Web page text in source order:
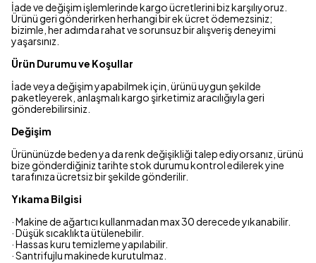
İade ve değişim işlemlerinde kargo ücretlerini biz karşılıyoruz.
Ürünü geri gönderirken herhangi bir ek ücret ödemezsiniz;
bizimle, her adımda rahat ve sorunsuz bir alışveriş deneyimi
yaşarsınız.
Ürün Durumu ve Koşullar
İade veya değişim yapabilmek için, ürünü uygun şekilde
paketleyerek, anlaşmalı kargo şirketimiz aracılığıyla geri
gönderebilirsiniz.
Değişim
Ürününüzde beden ya da renk değişikliği talep ediyorsanız, ürünü
bize gönderdiğiniz tarihte stok durumu kontrol edilerek yine
tarafınıza ücretsiz bir şekilde gönderilir.
Yıkama Bilgisi
· Makine de ağartıcı kullanmadan max 30 derecede yıkanabilir.
· Düşük sıcaklıkta ütülenebilir.
· Hassas kuru temizleme yapılabilir.
· Santrifujlu makinede kurutulmaz.